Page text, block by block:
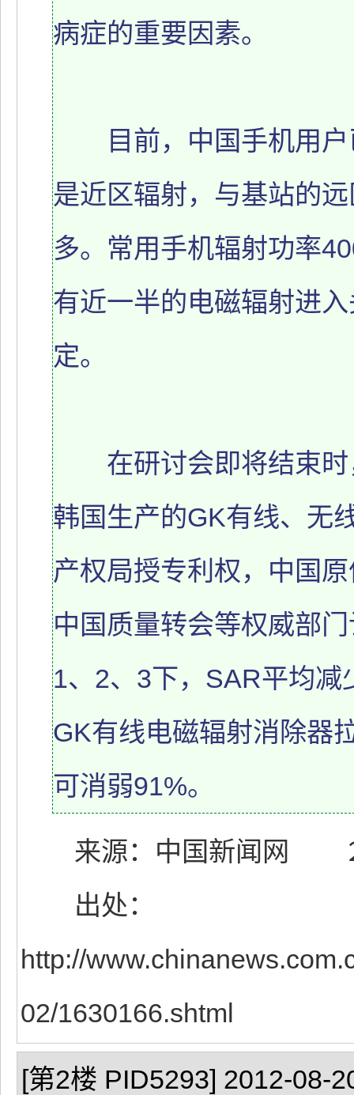
病症的重要因素。
目前，中国手机用户
是近区辐射，与基站的
多。常用手机辐射功率
有近一半的电磁辐射进
定。
在研讨会即将结束时
韩国生产的GK有线、无
产权局授专利权，中国
中国质量转会等权威部
1、2、3下，SAR平均
GK有线电磁辐射消除器
可消弱91%。
来源：中国新闻网 ２
出处：
http://
02/1630166.shtml
[第2楼 PID5293] 2012-08-